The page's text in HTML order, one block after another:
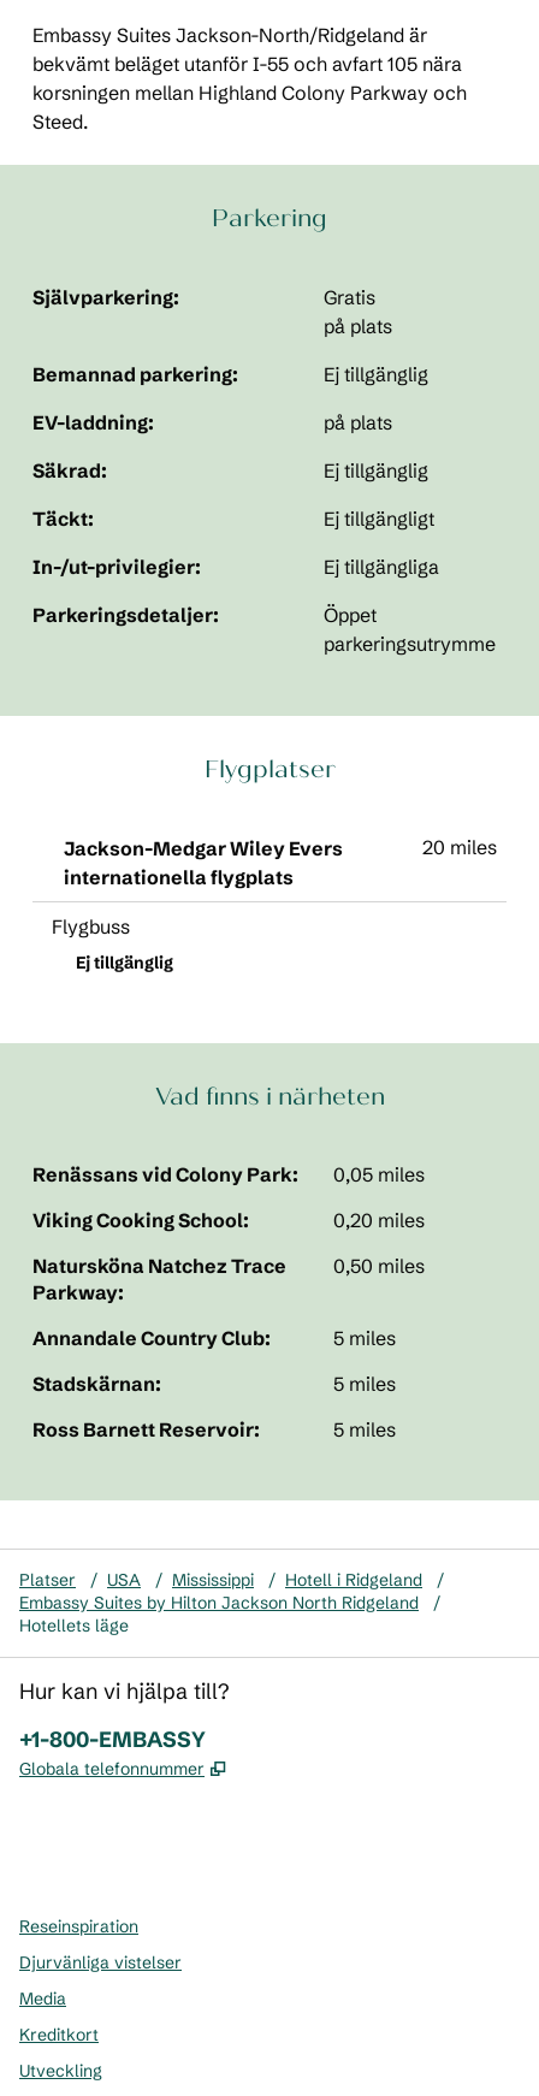
Embassy Suites Jackson-North/Ridgeland är
bekvämt beläget utanför I-55 och avfart 105 nära
korsningen mellan Highland Colony Parkway och
Steed.
Parkering
Självparkering:
Gratis
på plats
Bemannad parkering:
Ej tillgänglig
EV-laddning:
på plats
Säkrad:
Ej tillgänglig
Täckt:
Ej tillgängligt
In-/ut-privilegier:
Ej tillgängliga
Parkeringsdetaljer:
Öppet
parkeringsutrymme
Flygplatser
Jackson-Medgar Wiley Evers
internationella flygplats
20 miles
Flygbuss
Ej tillgänglig
Vad finns i närheten
Renässans vid Colony Park:
0,05 miles
Viking Cooking School:
0,20 miles
Natursköna Natchez Trace
Parkway:
0,50 miles
Annandale Country Club:
5 miles
Stadskärnan:
5 miles
Ross Barnett Reservoir:
5 miles
Platser / USA / Mississippi / Hotell i Ridgeland
/
Embassy Suites by Hilton Jackson North Ridgeland
/
Hotellets läge
Hur kan vi hjälpa till?
Telefon:
+1-800-EMBASSY
Globala telefonnummer ,
Reseinspiration
Djurvänliga vistelser
Media
Kreditkort
Utveckling